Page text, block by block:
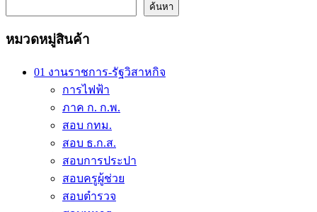
ค้นหา
หมวดหมู่สินค้า
01 งานราชการ-รัฐวิสาหกิจ
การไฟฟ้า
ภาค ก. ก.พ.
สอบ กทม.
สอบ ธ.ก.ส.
สอบการประปา
สอบครูผู้ช่วย
สอบตำรวจ